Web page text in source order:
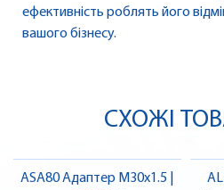
ефективність роблять його
вашого бізнесу.
СХОЖІ
ASA80 Адаптер M30x1.5 |